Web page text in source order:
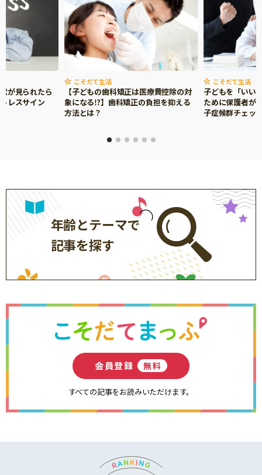
が見られたら
レスサイン
こそだて生活
【子どもの歯科矯正は医療費控除の対
象になる⁉】歯科矯正の負担を抑える
方法とは？
こそだて生活
子どもを「いい
ために保護者が
子症候群チェッ
年齢とテーマで
記事を探す
会員登録 無料
すべての記事をお読みいただけます。